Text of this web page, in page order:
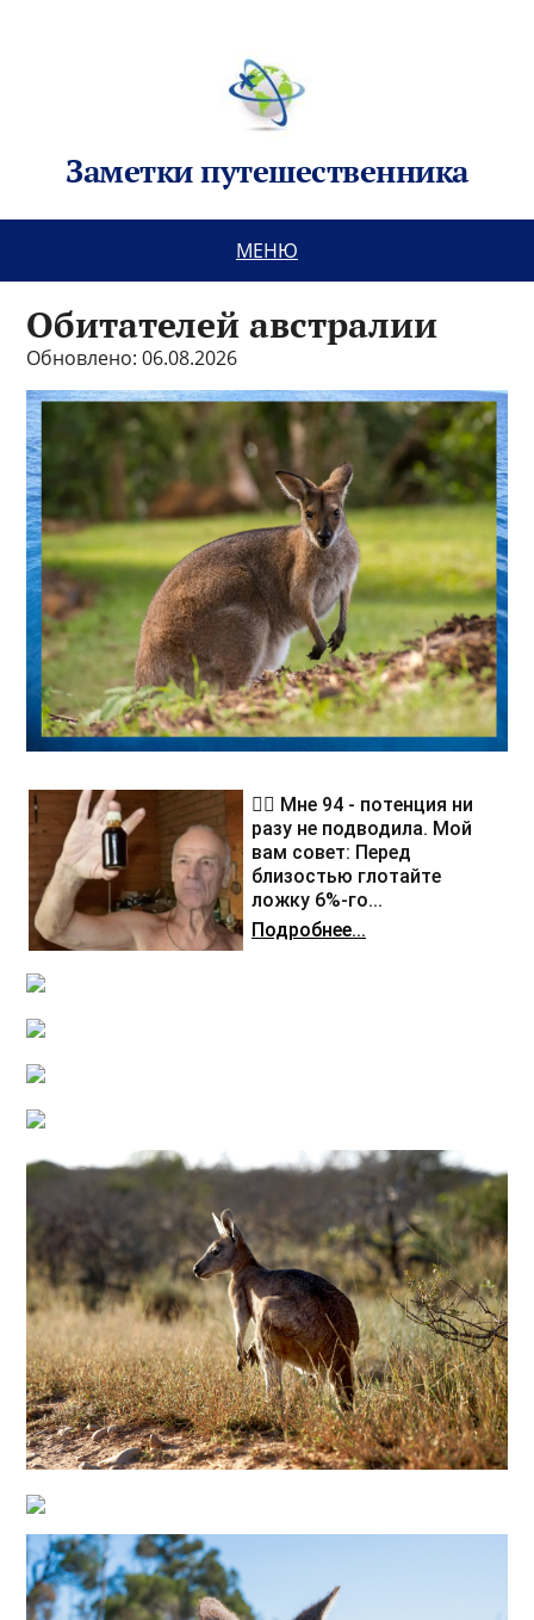
Заметки путешественника
МЕНЮ
Обитателей австралии
Обновлено: 06.08.2026
❤️‍🔥 Мне 94 - потенция ни
разу не подводила. Мой
вам совет: Перед
близостью глотайте
ложку 6%-го...
Подробнее...